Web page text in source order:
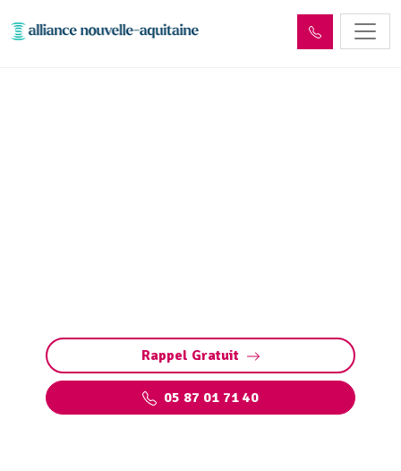
Rappel Gratuit
05 87 01 71 40